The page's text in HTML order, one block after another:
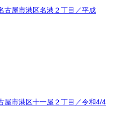
屋市港区名港２丁目／平成
市港区十一屋２丁目／令和4/4